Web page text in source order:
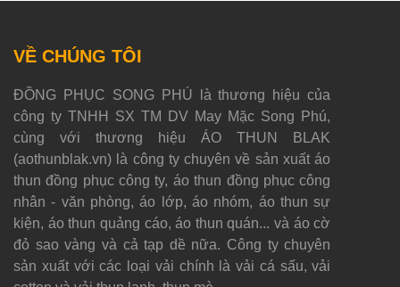
VỀ CHÚNG TÔI
ĐỒNG PHỤC SONG PHÚ là thương hiệu của
công ty TNHH SX TM DV May Mặc Song Phú,
cùng với thương hiệu ÁO THUN BLAK
(aothunblak.vn) là công ty chuyên về sản xuất áo
thun đồng phục công ty, áo thun đồng phục công
nhân - văn phòng, áo lớp, áo nhóm, áo thun sự
kiện, áo thun quảng cáo, áo thun quán... và áo cờ
đỏ sao vàng và cả tạp dề nữa. Công ty chuyên
sản xuất với các loại vải chính là vải cá sấu, vải